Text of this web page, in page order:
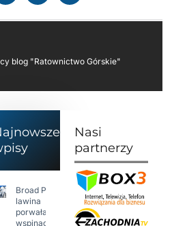
blog "Ratownictwo Górskie"
Broad Peak:
lawina
porwała 10
wspinaczy,
Nasi
partnerzy